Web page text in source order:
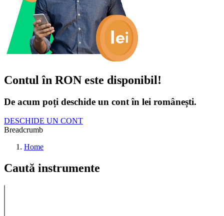
Contul în RON este disponibil!
De acum poți deschide un cont în lei românești.
DESCHIDE UN CONT
Breadcrumb
Home
Caută instrumente